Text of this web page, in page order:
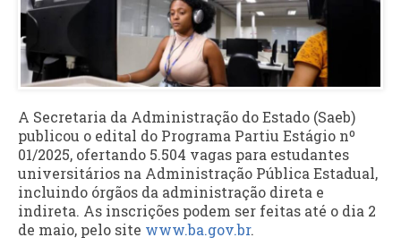
A Secretaria da Administração do Estado (Saeb)
publicou o edital do Programa Partiu Estágio nº
01/2025, ofertando 5.504 vagas para estudantes
universitários na Administração Pública Estadual,
incluindo órgãos da administração direta e
indireta. As inscrições podem ser feitas até o dia 2
de maio, pelo site www.ba.gov.br.